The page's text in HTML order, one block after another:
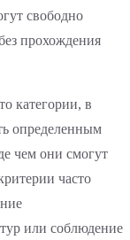
свободно
прохождения
категории, в
определенным
чем они смогут
часто
или соблюдение